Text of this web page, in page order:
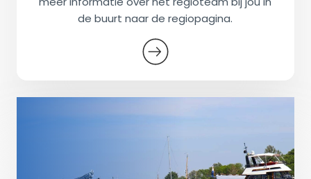
de buurt naar de regiopagina.